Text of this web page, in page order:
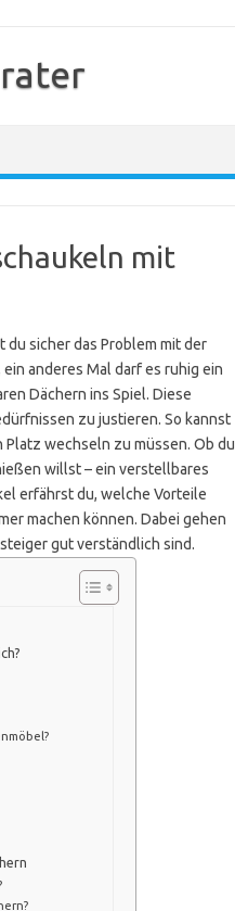
mit
sicher das Problem mit der
anderes Mal darf es ruhig ein
Dächern ins Spiel. Diese
zu justieren. So kannst
wechseln zu müssen. Ob du
willst – ein verstellbares
erfährst du, welche Vorteile
machen können. Dabei gehen
gut verständlich sind.